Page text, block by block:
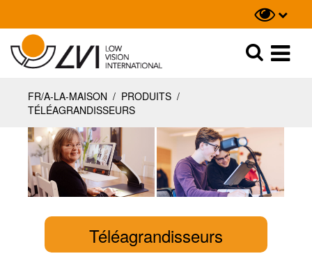
Recherche
FR/A-LA-MAISON / PRODUITS /
TÉLÉAGRANDISSEURS
Téléagrandisseurs